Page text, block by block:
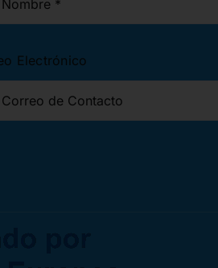
Electrónico